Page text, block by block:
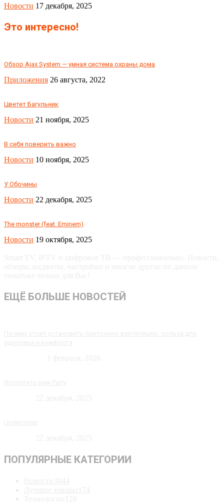
Новости 17 декабря, 2025
Это интересно!
Обзор Ajax System — умная система охраны дома
Приложения 26 августа, 2022
Цветет Багульник
Новости 21 ноября, 2025
В себя поверить важно
Новости 10 ноября, 2025
У Обочины
Новости 22 декабря, 2025
The monster (feat. Eminem)
Новости 19 октября, 2025
ЕЩЁ БОЛЬШЕ НОВОСТЕЙ
ПОПУЛЯРНЫЕ КАТЕГОРИИ